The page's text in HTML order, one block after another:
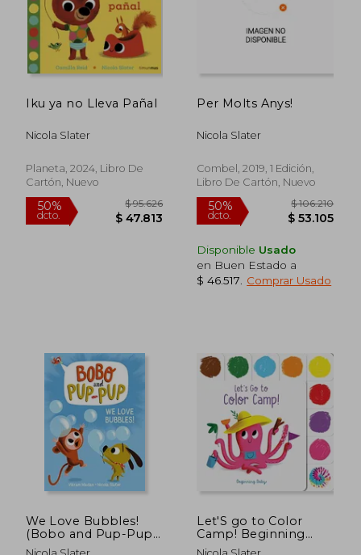
Iku ya no Lleva Pañal
Nicola Slater
Planeta, 2024, Libro De
Cartón, Nuevo
Per Molts Anys!
Nicola Slater
Combel, 2019, 1 Edición,
Libro De Cartón, Nuevo
Disponible Usado
en Buen Estado a
$ 46.517
Comprar Usado
We Love Bubbles!
(Bobo and Pup-Pup):
1 (en Inglés)
Let'S go to Color
Camp! Beginning
Baby (en Inglés)